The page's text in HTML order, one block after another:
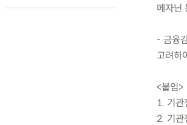
메자닌
- 금융
고려하
<붙임>
1. 기관
2. 기관